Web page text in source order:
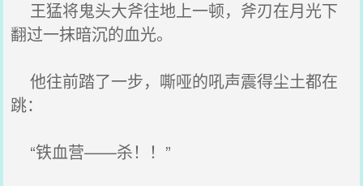
王猛将鬼头大斧往地上一顿，斧刃在月光下
翻过一抹暗沉的血光。
他往前踏了一步，嘶哑的吼声震得尘土都在
跳：
“铁血营——杀！！”